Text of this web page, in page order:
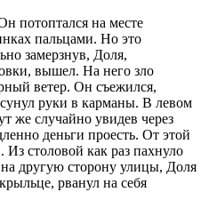
потоптался на месте
пальцами. Но это
замерзнув, Доля,
вышел. На него зло
ветер. Он съежился,
руки в карманы. В левом
же случайно увидев через
деньги проесть. От этой
столовой как раз пахнуло
другую сторону улицы, Доля
рванул на себя